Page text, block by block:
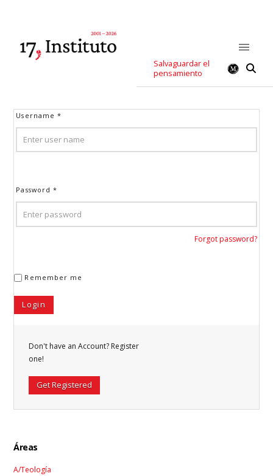
Salvaguardar el
pensamiento
Username*
Password*
Forgot password?
Remember me
Don't have an Account? Register
one!
Get Registered
Áreas
A/Teología